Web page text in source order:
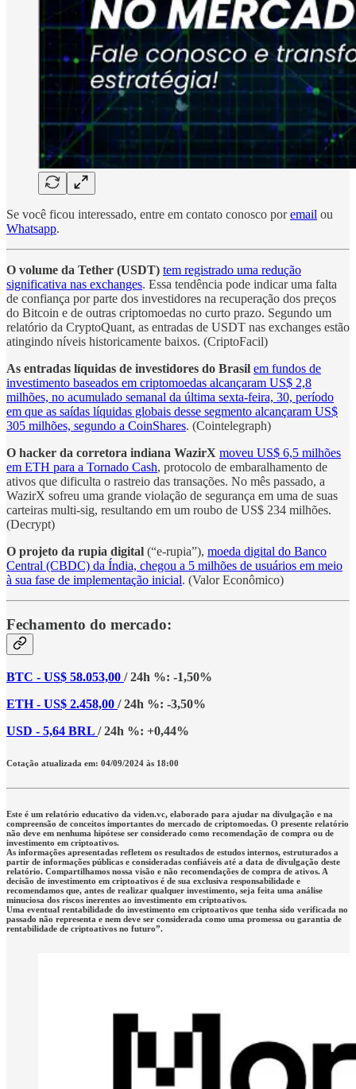
Se você ficou interessado, entre em contato conosco poremail ou
Whatsapp.
O volume da Tether (USDT) tem registrado uma redução
significativa nas exchanges. Essa tendência pode indicar uma falta
de confiança por parte dos investidores na recuperação dos preços
do Bitcoin e de outras criptomoedas no curto prazo. Segundo um
relatório da CryptoQuant, as entradas de USDT nas exchanges estão
atingindo níveis historicamente baixos. (CriptoFacil)
As entradas líquidas de investidores do Brasil em fundos de
investimento baseados em criptomoedas alcançaram US$ 2,8
milhões, no acumulado semanal da última sexta-feira, 30, período
em que as saídas líquidas globais desse segmento alcançaram US$
305 milhões, segundo a CoinShares. (Cointelegraph)
O hacker da corretora indiana WazirX moveu US$ 6,5 milhões
em ETH para a Tornado Cash, protocolo de embaralhamento de
ativos que dificulta o rastreio das transações. No mês passado, a
WazirX sofreu uma grande violação de segurança em uma de suas
carteiras multi-sig, resultando em um roubo de US$ 234 milhões.
(Decrypt)
O projeto da rupia digital (“e-rupia”), moeda digital do Banco
Central (CBDC) da Índia, chegou a 5 milhões de usuários em meio
à sua fase de implementação inicial. (Valor Econômico)
Fechamento do mercado:
BTC - US$ 58.053,00 / 24h %: -1,50%
ETH - US$ 2.458,00 / 24h %: -3,50%
USD - 5,64 BRL / 24h %: +0,44%
Cotação atualizada em: 04/09/2024 às 18:00
Este é um relatório educativo da viden.vc, elaborado para ajudar na divulgação e na
compreensão de conceitos importantes do mercado de criptomoedas. O presente relatório
não deve em nenhuma hipótese ser considerado como recomendação de compra ou de
investimento em criptoativos.
As informações apresentadas refletem os resultados de estudos internos, estruturados a
partir de informações públicas e consideradas confiáveis até a data de divulgação deste
relatório. Compartilhamos nossa visão e não recomendações de compra de ativos. A
decisão de investimento em criptoativos é de sua exclusiva responsabilidade e
recomendamos que, antes de realizar qualquer investimento, seja feita uma análise
minuciosa dos riscos inerentes ao investimento em criptoativos.
Uma eventual rentabilidade do investimento em criptoativos que tenha sido verificada no
passado não representa e nem deve ser considerada como uma promessa ou garantia de
rentabilidade de criptoativos no futuro”.